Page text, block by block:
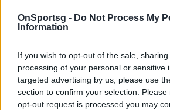
OnSportsg - Do Not Process My
Information
If you wish to opt-out of the sale,
processing of your personal or sensitive
targeted advertising by us, please use
section to confirm your selection.
opt-out request is processed you may
Φουρνιέ (ισχίο) και Ντέβιν
Παιχνίδι από παντού
νέο Mobile App